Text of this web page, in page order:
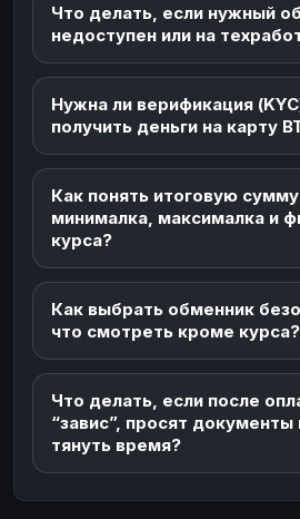
Что делать, если нужный
недоступен или на
Нужна ли верификация
получить деньги на карту
Как понять итоговую
минималка, максималка и
курса?
Как выбрать обменник
что смотреть кроме курса?
Что делать, если после
“завис”, просят документы
тянуть время?